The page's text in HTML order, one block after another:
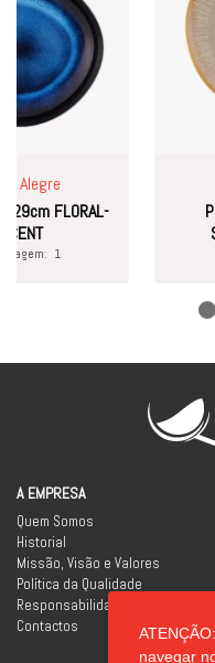
navegar
FLORAL-
1
A EMPRESA
Quem Somos
Historial
Missão, Visão e Valores
Política da Qualidade
Responsabilidade Social
Contactos